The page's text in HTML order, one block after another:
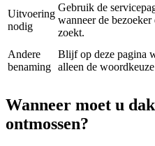
Uitvoering
nodig
Gebruik de
wanneer de bezoeker
zoekt.
Andere
benaming
Blijf op deze pagina
alleen de
Wanneer moet u
ontmossen?